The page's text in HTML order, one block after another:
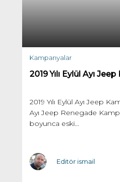
Kampanyalar
2019 Yılı Eylül Ayı
2019 Yılı Eylül Ayı Jeep
Ayı Jeep Renegade
boyunca eski...
Editör ismail